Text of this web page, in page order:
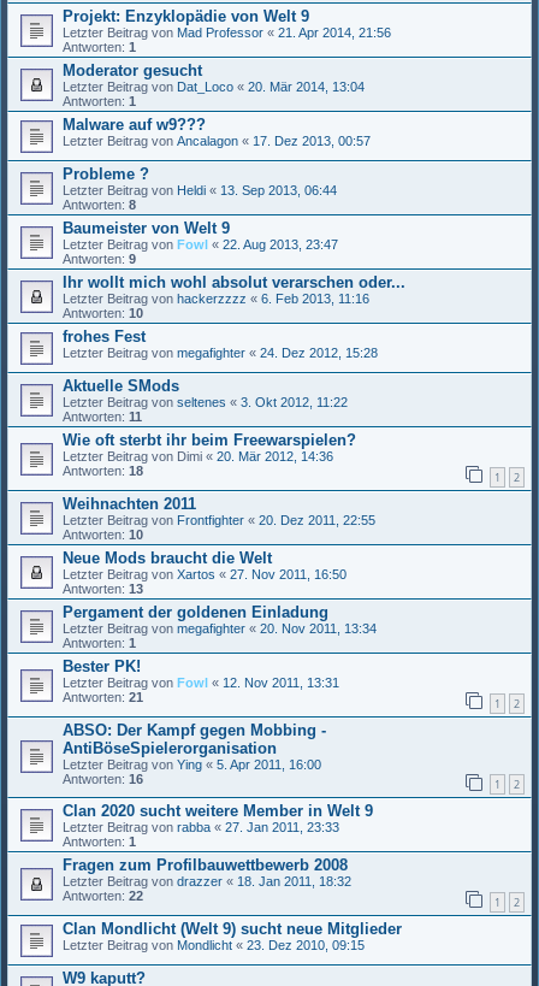
Projekt: Enzyklopädie von Welt 9
Letzter Beitrag von Mad Professor « 21. Apr 2014, 21:56
Antworten: 1
Moderator gesucht
Letzter Beitrag von Dat_Loco « 20. Mär 2014, 13:04
Antworten: 1
Malware auf w9???
Letzter Beitrag von Ancalagon « 17. Dez 2013, 00:57
Probleme ?
Letzter Beitrag von Heldi « 13. Sep 2013, 06:44
Antworten: 8
Baumeister von Welt 9
Letzter Beitrag von Fowl « 22. Aug 2013, 23:47
Antworten: 9
Ihr wollt mich wohl absolut verarschen oder...
Letzter Beitrag von hackerzzzz « 6. Feb 2013, 11:16
Antworten: 10
frohes Fest
Letzter Beitrag von megafighter « 24. Dez 2012, 15:28
Aktuelle SMods
Letzter Beitrag von seltenes « 3. Okt 2012, 11:22
Antworten: 11
Wie oft sterbt ihr beim Freewarspielen?
Letzter Beitrag von Dimi « 20. Mär 2012, 14:36
Antworten: 18 1 2
Weihnachten 2011
Letzter Beitrag von Frontfighter « 20. Dez 2011, 22:55
Antworten: 10
Neue Mods braucht die Welt
Letzter Beitrag von Xartos « 27. Nov 2011, 16:50
Antworten: 13
Pergament der goldenen Einladung
Letzter Beitrag von megafighter « 20. Nov 2011, 13:34
Antworten: 1
Bester PK!
Letzter Beitrag von Fowl « 12. Nov 2011, 13:31
Antworten: 21 1 2
ABSO: Der Kampf gegen Mobbing -
AntiBöseSpielerorganisation
Letzter Beitrag von Ying « 5. Apr 2011, 16:00
Antworten: 16 1 2
Clan 2020 sucht weitere Member in Welt 9
Letzter Beitrag von rabba « 27. Jan 2011, 23:33
Antworten: 1
Fragen zum Profilbauwettbewerb 2008
Letzter Beitrag von drazzer « 18. Jan 2011, 18:32
Antworten: 22 1 2
Clan Mondlicht (Welt 9) sucht neue Mitglieder
Letzter Beitrag von Mondlicht « 23. Dez 2010, 09:15
W9 kaputt?